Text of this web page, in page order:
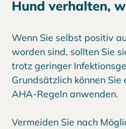
Hund verhalten,
Wenn Sie selbst positiv
worden sind, sollten Sie
trotz geringer
Grundsätzlich können
AHA-Regeln anwenden.
Vermeiden Sie nach